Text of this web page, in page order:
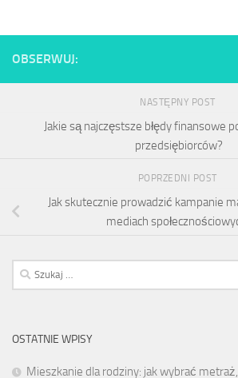
OBSERWUJ:
NASTĘPNY POST
Jakie są najczęstsze błędy finansowe
przedsiębiorców?
POPRZEDNI POST
Jak skutecznie prowadzić kampanie
mediach
Szukaj:
OSTATNIE WPISY
Mieszkanie dla rodziny: jak wybrać